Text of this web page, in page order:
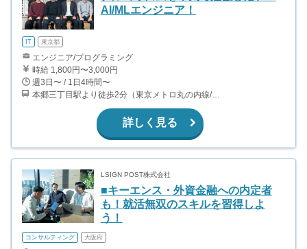
AI/MLエンジニア！
IT 東京都
エンジニア/プログラミング
時給 1,800円〜3,000円
週3日〜 / 1日4時間〜
本郷三丁目駅より徒歩2分（東京メトロ丸の内線/都営地下鉄大江戸線）
詳しく見る
LSIGN POST株式会社
■キーエンス・外資金融への内定者
も！就活無双のスキルを習得しよ
う！
コンサルティング 大阪府